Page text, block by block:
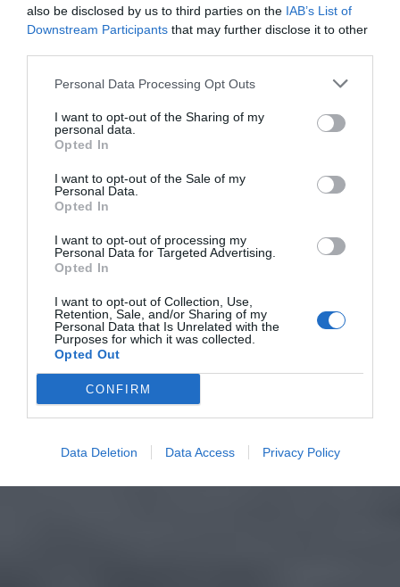
also be disclosed by us to third parties on the IAB’s List of
Downstream Participants that may further disclose it to other
Personal Data Processing Opt Outs
I want to opt-out of the Sharing of my
personal data.
Opted In
I want to opt-out of the Sale of my
Personal Data.
Opted In
I want to opt-out of processing my
Personal Data for Targeted Advertising.
Opted In
I want to opt-out of Collection, Use,
Retention, Sale, and/or Sharing of my
Personal Data that Is Unrelated with the
Purposes for which it was collected.
Opted Out
CONFIRM
Data Deletion Data Access Privacy Policy